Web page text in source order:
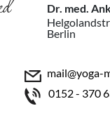
Dr. med.
Berlin
mail@yoga-
0152 - 370